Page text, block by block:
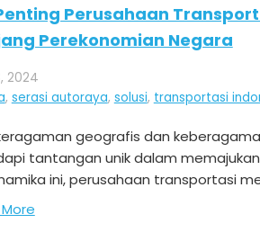
Perusahaan
Perekonomian Negara
2024
, serasi autoraya, solusi, transportasi
geografis dan
tantangan unik dalam
ini, perusahaan transportasi